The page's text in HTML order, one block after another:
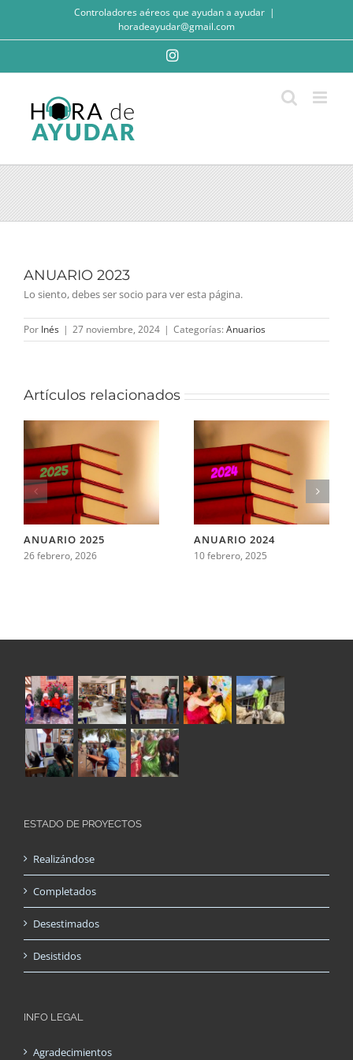
contenido
Controladores aéreos que ayudan a ayudar |
horadeayudar@gmail.com
Instagram
ANUARIO 2023
Lo siento, debes ser socio para ver esta página.
Por Inés | 27 noviembre, 2024 | Categorías: Anuarios
Artículos relacionados
ANUARIO 2025
26 febrero, 2026
ANUARIO 2024
10 febrero, 2025
ESTADO DE PROYECTOS
Realizándose
Completados
Desestimados
Desistidos
INFO LEGAL
Agradecimientos